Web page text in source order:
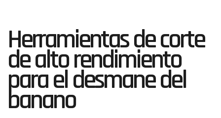
Herramientas de corte
de alto rendimiento
para el desmane del
banano